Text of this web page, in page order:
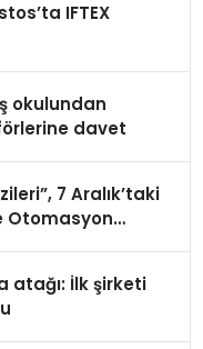
IFTEX
okulundan
davet
7 Aralık’taki
Otomasyon
atağı: İlk şirketi